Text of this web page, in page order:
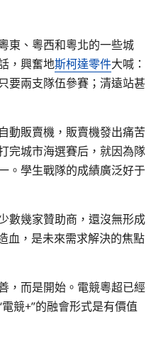
東、粵西和粵北的一些城
，興奮地斯柯達零件大喊：
要兩支隊伍參賽；清遠站甚
動販賣機，販賣機發出痛苦
完城市海選賽后，就因為隊
。學生戰隊的成績廣泛好于
數幾家贊助商，還沒無形成
血，是未來需求解決的焦點
，而是開始。電競粵超已經
電競+”的融會形式是有價值